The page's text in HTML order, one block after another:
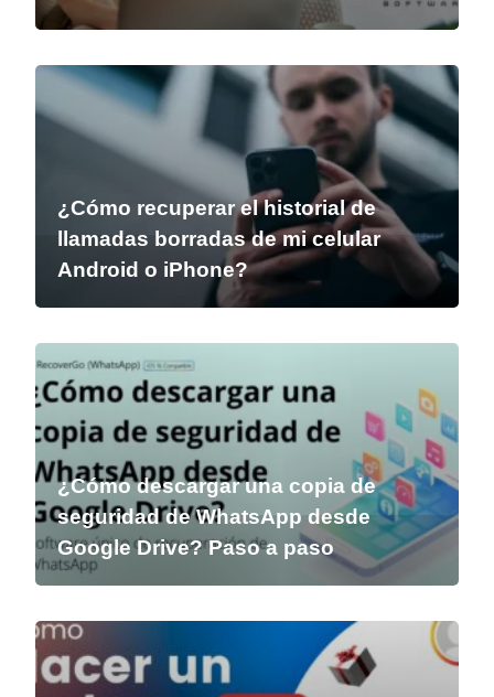
¿Cómo recuperar el historial de
llamadas borradas de mi celular
Android o iPhone?
¿Cómo descargar una copia de
seguridad de WhatsApp desde
Google Drive? Paso a paso